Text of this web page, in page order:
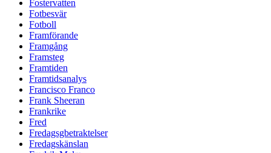
Fostervatten
Fotbesvär
Fotboll
Framförande
Framgång
Framsteg
Framtiden
Framtidsanalys
Francisco Franco
Frank Sheeran
Frankrike
Fred
Fredagsgbetraktelser
Fredagskänslan